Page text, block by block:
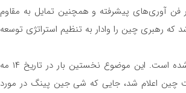
فن آوری‌های پیشرفته و همچنین تمایل به مقاوم
که رهبری چین را وادار به تنظیم استراتژی توسعه
در سطح رسمی، مدل توسعه جدید استراتژی “جریان ‌دو گانه” نامیده شده است. این موضوع نخستین بار در تاریخ ۱۴ مه
چین اعلام شد، جایی که شی جین پینگ در مورد